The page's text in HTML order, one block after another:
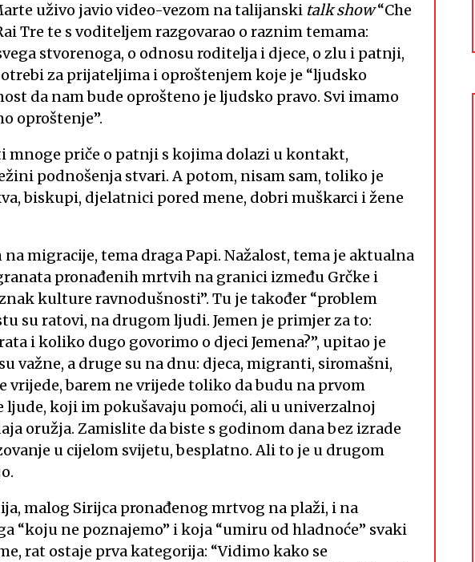
uživo javio video-vezom na talijanski talk show“Che
Tre te s voditeljem razgovarao o raznim temama:
stvorenoga, o odnosu roditelja i djece, o zlu i patnji,
za prijateljima i oproštenjem koje je “ljudsko
da nam bude oprošteno je ljudsko pravo. Svi imamo
oproštenje”.
mnoge priče o patnji s kojima dolazi u kontakt,
podnošenja stvari. A potom, nisam sam, toliko je
biskupi, djelatnici pored mene, dobri muškarci i žene
migracije, tema draga Papi. Nažalost, tema je aktualna
pronađenih mrtvih na granici između Grčke i
kulture ravnodušnosti”. Tu je također “problem
su ratovi, na drugom ljudi. Jemen je primjer za to:
i koliko dugo govorimo o djeci Jemena?”, upitao je
važne, a druge su na dnu: djeca, migranti, siromašni,
vrijede, barem ne vrijede toliko da budu na prvom
ljude, koji im pokušavaju pomoći, ali u univerzalnoj
oružja. Zamislite da biste s godinom dana bez izrade
u cijelom svijetu, besplatno. Ali to je u drugom
malog Sirijca pronađenog mrtvog na plaži, i na
“koju ne poznajemo” i koja “umiru od hladnoće” svaki
rat ostaje prva kategorija: “Vidimo kako se